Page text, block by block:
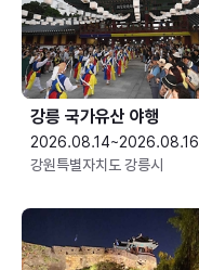
강릉 국가유산 야행
2026.08.14~2026.08.16
강원특별자치도 강릉시